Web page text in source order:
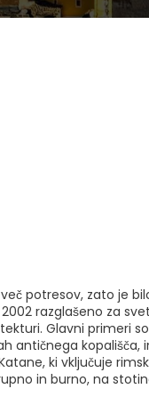
potresov, zato je
razglašeno za
Glavni primeri
antičnega kopališča,
ki vključuje
in burno, na